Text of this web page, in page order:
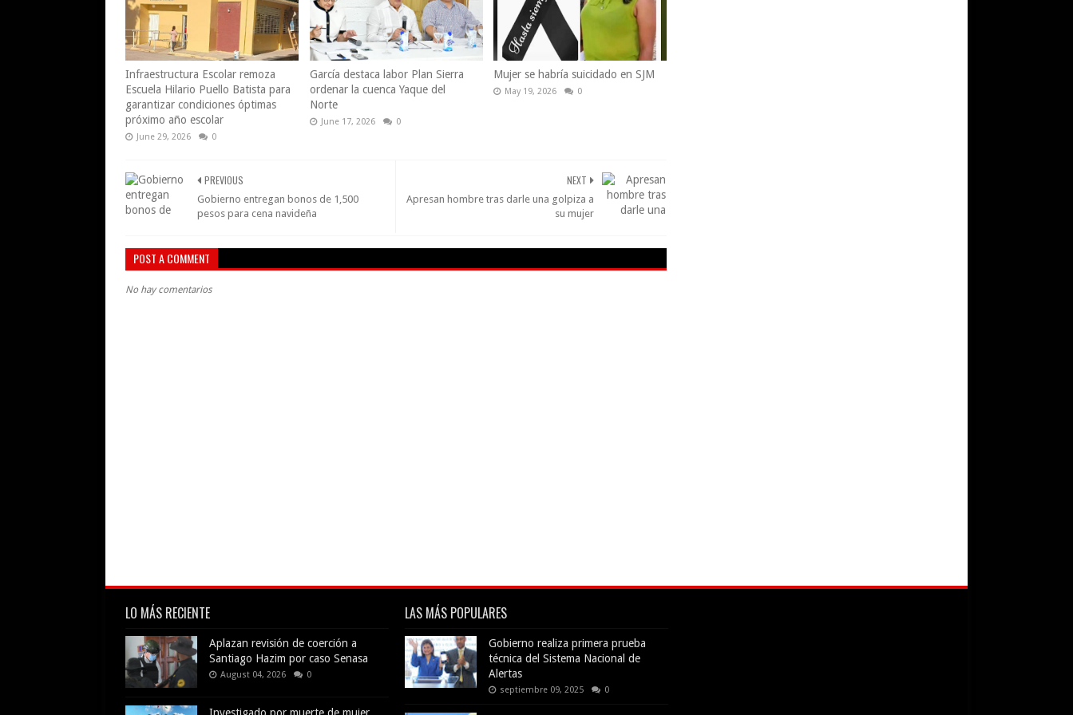
Infraestructura Escolar remoza
Escuela Hilario Puello Batista para
garantizar condiciones óptimas
próximo año escolar
June 29, 2026 0
García destaca labor Plan Sierra
ordenar la cuenca Yaque del
Norte
June 17, 2026 0
Mujer se habría suicidado en SJM
May 19, 2026 0
NEXT
Apresan hombre tras darle una golpiza a
su mujer
PREVIOUS
Gobierno entregan bonos de 1,500
pesos para cena navideña
POST A COMMENT
No hay comentarios
LO MÁS RECIENTE
Aplazan revisión de coerción a
Santiago Hazim por caso Senasa
August 04, 2026 0
LAS MÁS POPULARES
Gobierno realiza primera prueba
técnica del Sistema Nacional de
Alertas
septiembre 09, 2025 0